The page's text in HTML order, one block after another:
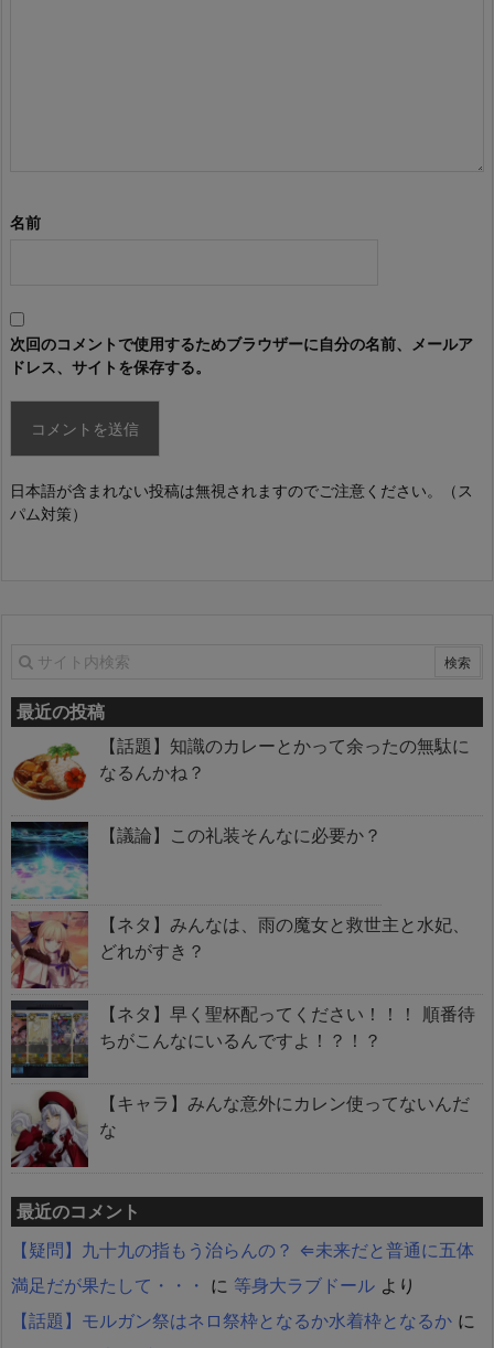
名前
次回のコメントで使用するためブラウザーに自分の名前、メールア
ドレス、サイトを保存する。
日本語が含まれない投稿は無視されますのでご注意ください。（ス
パム対策）
最近の投稿
【話題】知識のカレーとかって余ったの無駄に
なるんかね？
【議論】この礼装そんなに必要か？
【ネタ】みんなは、雨の魔女と救世主と水妃、
どれがすき？
【ネタ】早く聖杯配ってください！！！ 順番待
ちがこんなにいるんですよ！？！？
【キャラ】みんな意外にカレン使ってないんだ
な
最近のコメント
【疑問】九十九の指もう治らんの？ ⇐未来だと普通に五体
満足だが果たして・・・ に 等身大ラブドール より
【話題】モルガン祭はネロ祭枠となるか水着枠となるか に